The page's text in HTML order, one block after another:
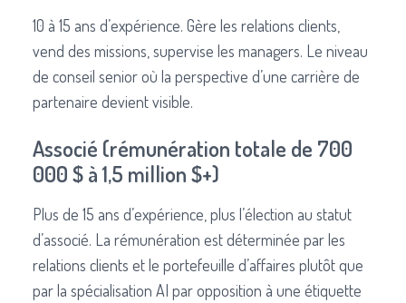
10 à 15 ans d’expérience. Gère les relations clients,
vend des missions, supervise les managers. Le niveau
de conseil senior où la perspective d’une carrière de
partenaire devient visible.
Associé (rémunération totale de 700
000 $ à 1,5 million $+)
Plus de 15 ans d’expérience, plus l’élection au statut
d’associé. La rémunération est déterminée par les
relations clients et le portefeuille d’affaires plutôt que
par la spécialisation AI par opposition à une étiquette